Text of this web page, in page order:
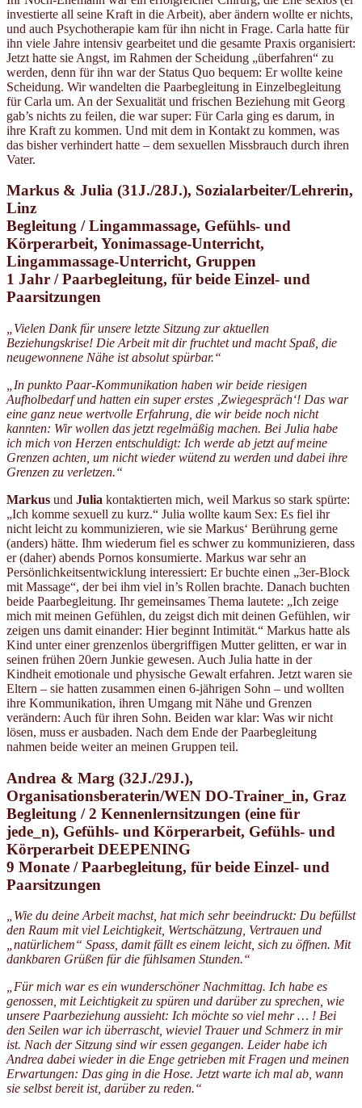
investierte all seine Kraft in die Arbeit), aber ändern wollte er nichts,
und auch Psychotherapie kam für ihn nicht in Frage. Carla hatte für
ihn viele Jahre intensiv gearbeitet und die gesamte Praxis organisiert:
Jetzt hatte sie Angst, im Rahmen der Scheidung „überfahren“ zu
werden, denn für ihn war der Status Quo bequem: Er wollte keine
Scheidung. Wir wandelten die Paarbegleitung in Einzelbegleitung
für Carla um. An der Sexualität und frischen Beziehung mit Georg
gab’s nichts zu feilen, die war super: Für Carla ging es darum, in
ihre Kraft zu kommen. Und mit dem in Kontakt zu kommen, was
das bisher verhindert hatte – dem sexuellen Missbrauch durch ihren
Vater.
Markus & Julia (31J./28J.), Sozialarbeiter/Lehrerin,
Linz
Begleitung / Lingammassage, Gefühls- und
Körperarbeit, Yonimassage-Unterricht,
Lingammassage-Unterricht, Gruppen
1 Jahr / Paarbegleitung, für beide Einzel- und
Paarsitzungen
„Vielen Dank für unsere letzte Sitzung zur aktuellen
Beziehungskrise! Die Arbeit mit dir fruchtet und macht Spaß, die
neugewonnene Nähe ist absolut spürbar.“
„In punkto Paar-Kommunikation haben wir beide riesigen
Aufholbedarf und hatten ein super erstes ‚Zwiegespräch‘! Das war
eine ganz neue wertvolle Erfahrung, die wir beide noch nicht
kannten: Wir wollen das jetzt regelmäßig machen. Bei Julia habe
ich mich von Herzen entschuldigt: Ich werde ab jetzt auf meine
Grenzen achten, um nicht wieder wütend zu werden und dabei ihre
Grenzen zu verletzen.“
Markus und Julia kontaktierten mich, weil Markus so stark spürte:
„Ich komme sexuell zu kurz.“ Julia wollte kaum Sex: Es fiel ihr
nicht leicht zu kommunizieren, wie sie Markus‘ Berührung gerne
(anders) hätte. Ihm wiederum fiel es schwer zu kommunizieren, dass
er (daher) abends Pornos konsumierte. Markus war sehr an
Persönlichkeitsentwicklung interessiert: Er buchte einen „3er-Block
mit Massage“, der bei ihm viel in’s Rollen brachte. Danach buchten
beide Paarbegleitung. Ihr gemeinsames Thema lautete: „Ich zeige
mich mit meinen Gefühlen, du zeigst dich mit deinen Gefühlen, wir
zeigen uns damit einander: Hier beginnt Intimität.“ Markus hatte als
Kind unter einer grenzenlos übergriffigen Mutter gelitten, er war in
seinen frühen 20ern Junkie gewesen. Auch Julia hatte in der
Kindheit emotionale und physische Gewalt erfahren. Jetzt waren sie
Eltern – sie hatten zusammen einen 6-jährigen Sohn – und wollten
ihre Kommunikation, ihren Umgang mit Nähe und Grenzen
verändern: Auch für ihren Sohn. Beiden war klar: Was wir nicht
lösen, muss er ausbaden. Nach dem Ende der Paarbegleitung
nahmen beide weiter an meinen Gruppen teil.
Andrea & Marg (32J./29J.),
Organisationsberaterin/WEN DO-Trainer_in, Graz
Begleitung / 2 Kennenlernsitzungen (eine für
jede_n), Gefühls- und Körperarbeit, Gefühls- und
Körperarbeit DEEPENING
9 Monate / Paarbegleitung, für beide Einzel- und
Paarsitzungen
„Wie du deine Arbeit machst, hat mich sehr beeindruckt: Du befüllst
den Raum mit viel Leichtigkeit, Wertschätzung, Vertrauen und
„natürlichem“ Spass, damit fällt es einem leicht, sich zu öffnen. Mit
dankbaren Grüßen für die fühlsamen Stunden.“
„Für mich war es ein wunderschöner Nachmittag. Ich habe es
genossen, mit Leichtigkeit zu spüren und darüber zu sprechen, wie
unsere Paarbeziehung aussieht: Ich möchte so viel mehr … ! Bei
den Seilen war ich überrascht, wieviel Trauer und Schmerz in mir
ist. Nach der Sitzung sind wir essen gegangen. Leider habe ich
Andrea dabei wieder in die Enge getrieben mit Fragen und meinen
Erwartungen: Das ging in die Hose. Jetzt warte ich mal ab, wann
sie selbst bereit ist, darüber zu reden.“